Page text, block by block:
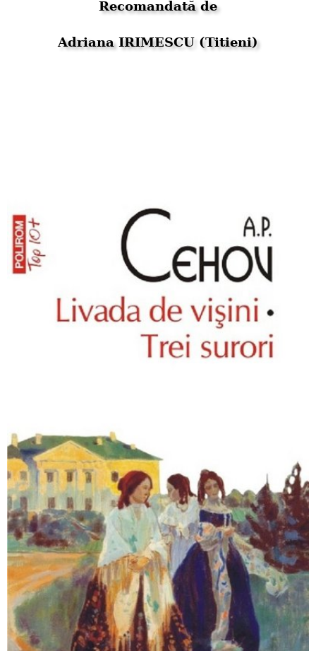
Recomandată de
Adriana IRIMESCU (Titieni)